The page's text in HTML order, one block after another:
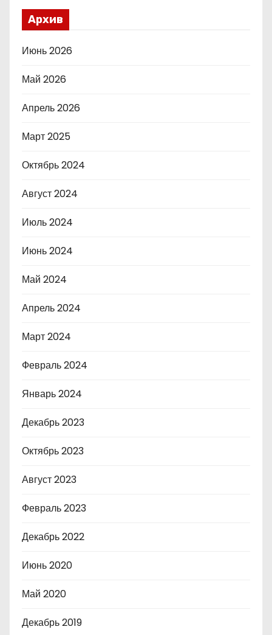
Архив
Июнь 2026
Май 2026
Апрель 2026
Март 2025
Октябрь 2024
Август 2024
Июль 2024
Июнь 2024
Май 2024
Апрель 2024
Март 2024
Февраль 2024
Январь 2024
Декабрь 2023
Октябрь 2023
Август 2023
Февраль 2023
Декабрь 2022
Июнь 2020
Май 2020
Декабрь 2019